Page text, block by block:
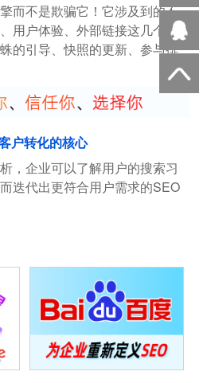
而不是欺骗它！它涉及到的不
用户体验、外部链接这几个方
的引导、快照的更新、参与排
户转化的核心
，企业可以了解用户的搜索习
迭代出更符合用户需求的SEO